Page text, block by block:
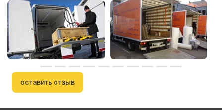
оставить отзыв